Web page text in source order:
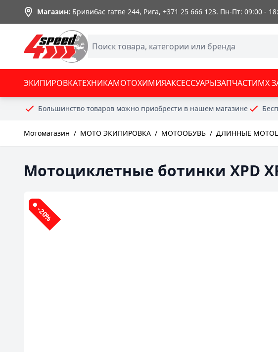
Skip to Content
Магазин: Бривибас гатве 244, Рига, +371 25 666 123. Пн-Пт: 09:00 -
ЭКИПИРОВКАТЕХНИКАМОТОХИМИЯАКСЕССУАРЫЗАПЧАСТИMX
Большинство товаров можно приобрести в нашем магазине
Мотомагазин / МОТО ЭКИПИРОВКА / МОТООБУВЬ / ДЛИННЫЕ
Мотоциклетные ботинки XPD
-20%